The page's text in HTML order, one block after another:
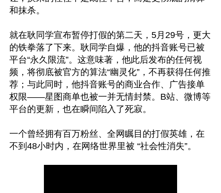
和抹杀。
就在耿同学宣布暂停打假的第二天，5月29号，更大
的铁拳落了下来。耿同学自爆，他的抖音账号已被
平台“永久限流”。这意味著，他此后发布的任何视
频，将彻底被官方的算法“幽灵化”，不再获得任何推
荐；与此同时，他抖音账号的商业合作、广告接单
权限——星图商单也被一并无情封禁。B站、微博等
平台的更新，也在瞬间陷入了死寂。
一个曾经拥有百万粉丝、全网瞩目的打假英雄，在